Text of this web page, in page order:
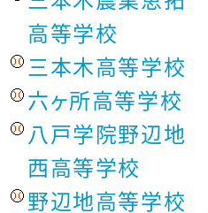
高等学校
三本木高等学校
六ヶ所高等学校
八戸学院野辺地
西高等学校
野辺地高等学校